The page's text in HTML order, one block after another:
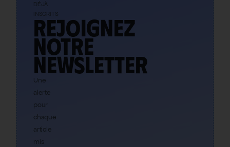
DÉJÀ
INSCRITS
Rejoignez
notre
newsletter
Une
alerte
pour
chaque
article
mis